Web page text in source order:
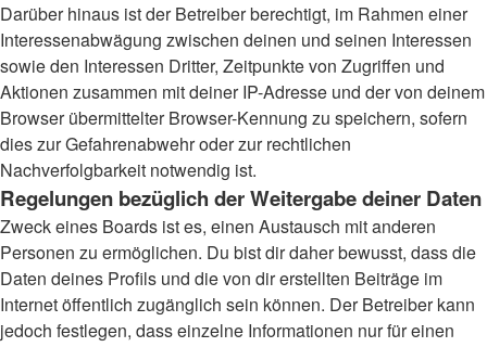
Darüber hinaus ist der Betreiber berechtigt, im Rahmen einer
Interessenabwägung zwischen deinen und seinen Interessen
sowie den Interessen Dritter, Zeitpunkte von Zugriffen und
Aktionen zusammen mit deiner IP-Adresse und der von deinem
Browser übermittelter Browser-Kennung zu speichern, sofern
dies zur Gefahrenabwehr oder zur rechtlichen
Nachverfolgbarkeit notwendig ist.
Regelungen bezüglich der Weitergabe deiner Daten
Zweck eines Boards ist es, einen Austausch mit anderen
Personen zu ermöglichen. Du bist dir daher bewusst, dass die
Daten deines Profils und die von dir erstellten Beiträge im
Internet öffentlich zugänglich sein können. Der Betreiber kann
jedoch festlegen, dass einzelne Informationen nur für einen